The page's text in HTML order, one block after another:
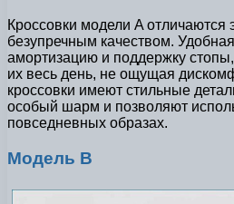
Кроссовки модели A
безупречным качеством.
амортизацию и поддержку стопы,
их весь день, не ощущая
кроссовки имеют стильные
особый шарм и позволяют
повседневных образах.
Модель B